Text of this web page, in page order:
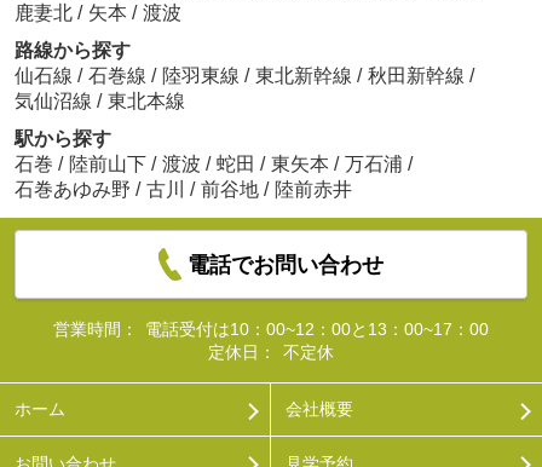
鹿妻北 / 矢本 / 渡波
路線から探す
仙石線 / 石巻線 / 陸羽東線 / 東北新幹線 / 秋田新幹線 /
気仙沼線 / 東北本線
駅から探す
石巻 / 陸前山下 / 渡波 / 蛇田 / 東矢本 / 万石浦 /
石巻あゆみ野 / 古川 / 前谷地 / 陸前赤井
電話でお問い合わせ
営業時間：
電話受付は10：00~12：00と13：00~17：00
定休日：
不定休
ホーム 会社概要
お問い合わせ 見学予約